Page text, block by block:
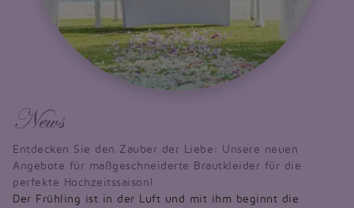
News
Entdecken Sie den Zauber der Liebe: Unsere neuen
Angebote für maßgeschneiderte Brautkleider für die
perfekte Hochzeitssaison!
Der Frühling ist in der Luft und mit ihm beginnt die